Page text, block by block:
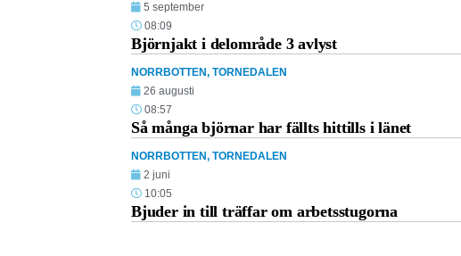
5 september
08:09
Björnjakt i delområde 3 avlyst
NORRBOTTEN, TORNEDALEN
26 augusti
08:57
Så många björnar har fällts hittills i länet
NORRBOTTEN, TORNEDALEN
2 juni
10:05
Bjuder in till träffar om arbetsstugorna